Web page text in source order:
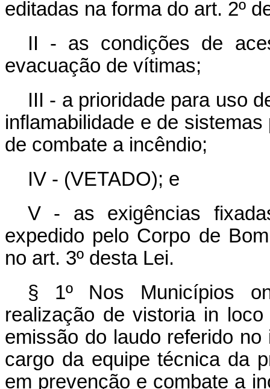
editadas na forma do art. 2º
II - as condições de
evacuação de vítimas;
III - a prioridade para uso
inflamabilidade e de
de combate a incêndio;
IV - (VETADO); e
V - as exigências
expedido pelo Corpo de
no art. 3º desta Lei.
§ 1º Nos Municípios
realização de vistoria in
emissão do laudo referido
cargo da equipe técnica da
em prevenção e combate a